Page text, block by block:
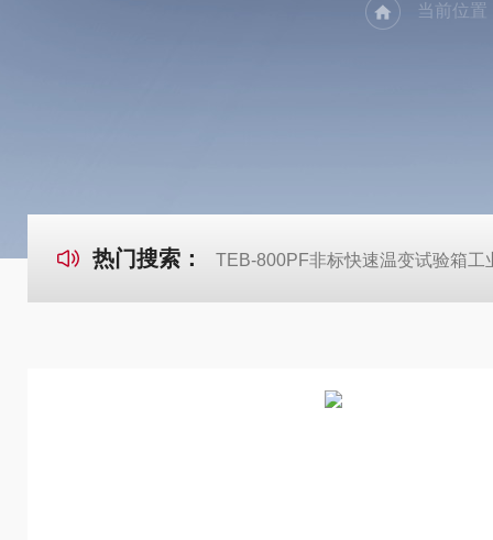
当前位置
热门搜索： TEB-800PF非标快速温变试验箱工